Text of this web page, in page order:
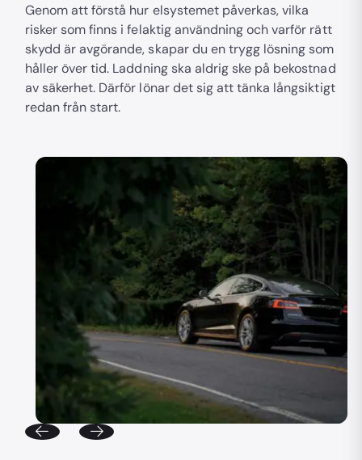
Genom att förstå hur elsystemet påverkas, vilka
risker som finns i felaktig användning och varför rätt
skydd är avgörande, skapar du en trygg lösning som
håller över tid. Laddning ska aldrig ske på bekostnad
av säkerhet. Därför lönar det sig att tänka långsiktigt
redan från start.